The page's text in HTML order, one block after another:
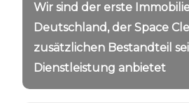
Wir sind der erste
Deutschland, der Space
zusätzlichen Bestandteil
Dienstleistung anbietet